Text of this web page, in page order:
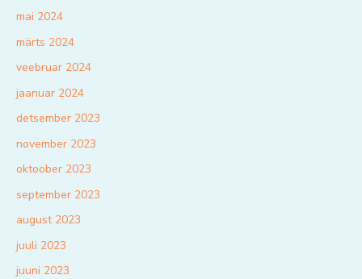
mai 2024
märts 2024
veebruar 2024
jaanuar 2024
detsember 2023
november 2023
oktoober 2023
september 2023
august 2023
juuli 2023
juuni 2023